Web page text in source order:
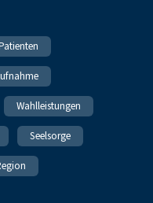
Wahlleistungen
Seelsorge